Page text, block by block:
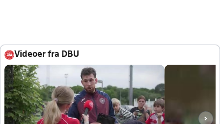
Videoer fra DBU